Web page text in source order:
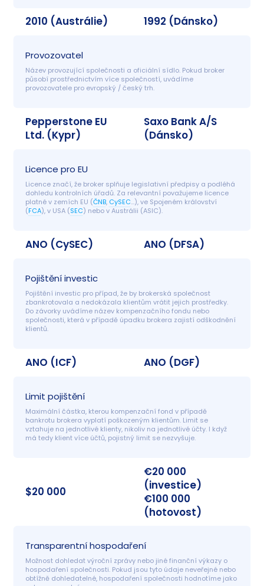
2010 (Austrálie) 1992 (Dánsko)
Provozovatel
Název provozující společnosti a oficiální sídlo. Pokud broker
působí prostřednictvím více společností, uvádíme
provozovatele pro evropský / český trh.
Pepperstone EU
Ltd. (Kypr)
Saxo Bank A/S
(Dánsko)
Licence pro EU
Licence značí, že broker splňuje legislativní předpisy a podléhá
dohledu kontrolních úřadů. Za relevantní považujeme licence
platné v zemích EU (ČNB, CySEC…), ve Spojeném království
(FCA), v USA (SEC) nebo v Austrálii (ASIC).
ANO (CySEC) ANO (DFSA)
Pojištění investic
Pojištění investic pro případ, že by brokerská společnost
zbankrotovala a nedokázala klientům vrátit jejich prostředky.
Do závorky uvádíme název kompenzačního fondu nebo
společnosti, která v případě úpadku brokera zajistí odškodnění
klientů.
ANO (ICF) ANO (DGF)
Limit pojištění
Maximální částka, kterou kompenzační fond v případě
bankrotu brokera vyplatí poškozeným klientům. Limit se
vztahuje na jednotlivé klienty, nikoliv na jednotlivé účty. I když
má tedy klient více účtů, pojistný limit se nezvyšuje.
$20 000
€20 000
(investice)
€100 000
(hotovost)
Transparentní hospodaření
Možnost dohledat výroční zprávy nebo jiné finanční výkazy o
hospodaření společnosti. Pokud jsou tyto údaje neveřejné nebo
obtížně dohledatelné, hospodaření společnosti hodnotíme jako